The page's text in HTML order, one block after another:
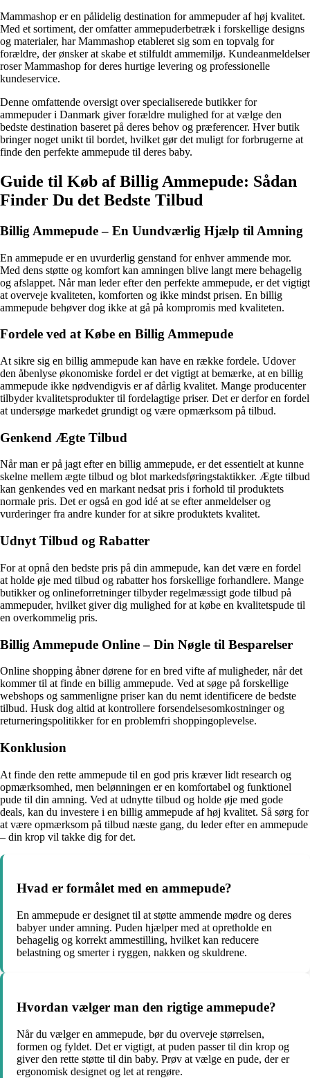
Mammashop er en pålidelig destination for ammepuder af høj kvalitet.
Med et sortiment, der omfatter ammepuderbetræk i forskellige designs
og materialer, har Mammashop etableret sig som en topvalg for
forældre, der ønsker at skabe et stilfuldt ammemiljø. Kundeanmeldelser
roser Mammashop for deres hurtige levering og professionelle
kundeservice.
Denne omfattende oversigt over specialiserede butikker for
ammepuder i Danmark giver forældre mulighed for at vælge den
bedste destination baseret på deres behov og præferencer. Hver butik
bringer noget unikt til bordet, hvilket gør det muligt for forbrugerne at
finde den perfekte ammepude til deres baby.
Guide til Køb af Billig Ammepude: Sådan
Finder Du det Bedste Tilbud
Billig Ammepude – En Uundværlig Hjælp til Amning
En ammepude er en uvurderlig genstand for enhver ammende mor.
Med dens støtte og komfort kan amningen blive langt mere behagelig
og afslappet. Når man leder efter den perfekte ammepude, er det vigtigt
at overveje kvaliteten, komforten og ikke mindst prisen. En billig
ammepude behøver dog ikke at gå på kompromis med kvaliteten.
Fordele ved at Købe en Billig Ammepude
At sikre sig en billig ammepude kan have en række fordele. Udover
den åbenlyse økonomiske fordel er det vigtigt at bemærke, at en billig
ammepude ikke nødvendigvis er af dårlig kvalitet. Mange producenter
tilbyder kvalitetsprodukter til fordelagtige priser. Det er derfor en fordel
at undersøge markedet grundigt og være opmærksom på tilbud.
Genkend Ægte Tilbud
Når man er på jagt efter en billig ammepude, er det essentielt at kunne
skelne mellem ægte tilbud og blot markedsføringstaktikker. Ægte tilbud
kan genkendes ved en markant nedsat pris i forhold til produktets
normale pris. Det er også en god idé at se efter anmeldelser og
vurderinger fra andre kunder for at sikre produktets kvalitet.
Udnyt Tilbud og Rabatter
For at opnå den bedste pris på din ammepude, kan det være en fordel
at holde øje med tilbud og rabatter hos forskellige forhandlere. Mange
butikker og onlineforretninger tilbyder regelmæssigt gode tilbud på
ammepuder, hvilket giver dig mulighed for at købe en kvalitetspude til
en overkommelig pris.
Billig Ammepude Online – Din Nøgle til Besparelser
Online shopping åbner dørene for en bred vifte af muligheder, når det
kommer til at finde en billig ammepude. Ved at søge på forskellige
webshops og sammenligne priser kan du nemt identificere de bedste
tilbud. Husk dog altid at kontrollere forsendelsesomkostninger og
returneringspolitikker for en problemfri shoppingoplevelse.
Konklusion
At finde den rette ammepude til en god pris kræver lidt research og
opmærksomhed, men belønningen er en komfortabel og funktionel
pude til din amning. Ved at udnytte tilbud og holde øje med gode
deals, kan du investere i en billig ammepude af høj kvalitet. Så sørg for
at være opmærksom på tilbud næste gang, du leder efter en ammepude
– din krop vil takke dig for det.
Hvad er formålet med en ammepude?
En ammepude er designet til at støtte ammende mødre og deres
babyer under amning. Puden hjælper med at opretholde en
behagelig og korrekt ammestilling, hvilket kan reducere
belastning og smerter i ryggen, nakken og skuldrene.
Hvordan vælger man den rigtige ammepude?
Når du vælger en ammepude, bør du overveje størrelsen,
formen og fyldet. Det er vigtigt, at puden passer til din krop og
giver den rette støtte til din baby. Prøv at vælge en pude, der er
ergonomisk designet og let at rengøre.